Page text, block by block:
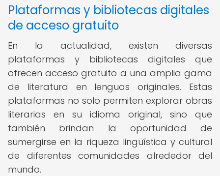
Plataformas y bibliotecas digitales
de acceso gratuito
En la actualidad, existen diversas
plataformas y bibliotecas digitales que
ofrecen acceso gratuito a una amplia gama
de literatura en lenguas originales. Estas
plataformas no solo permiten explorar obras
literarias en su idioma original, sino que
también brindan la oportunidad de
sumergirse en la riqueza lingüística y cultural
de diferentes comunidades alrededor del
mundo.